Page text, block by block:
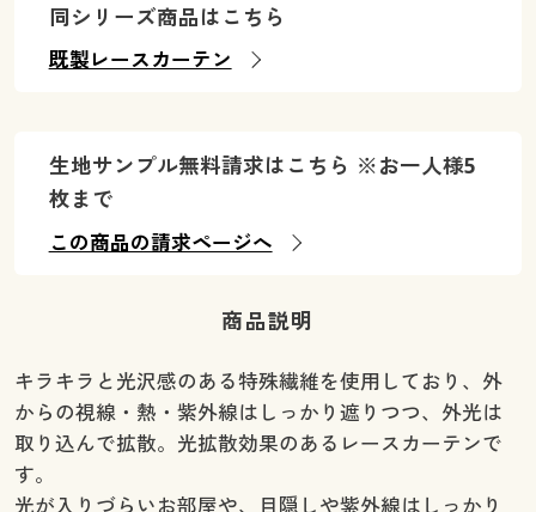
同シリーズ商品はこちら
既製レースカーテン
生地サンプル無料請求はこちら ※お一人様5
枚まで
この商品の請求ページへ
商品説明
キラキラと光沢感のある特殊繊維を使用しており、外
からの視線・熱・紫外線はしっかり遮りつつ、外光は
取り込んで拡散。光拡散効果のあるレースカーテンで
す。
光が入りづらいお部屋や、目隠しや紫外線はしっかり